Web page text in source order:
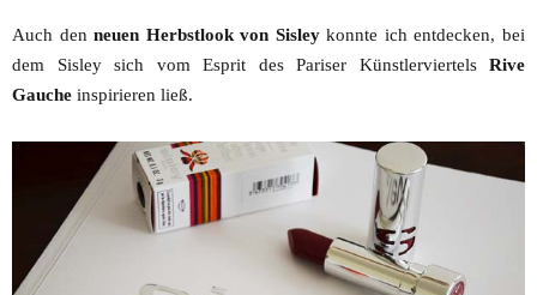
Auch denneuen Herbstlook von Sisleykonnte ich entdecken, bei
dem Sisley sich vom Esprit des Pariser Künstlerviertels Rive
Gauche inspirieren ließ.